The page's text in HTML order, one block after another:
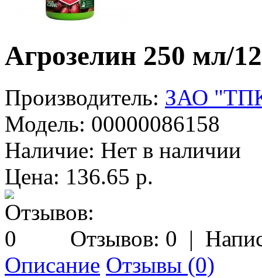
Агрозелин 250 мл/
Производитель: ЗАО "ТПК
Модель: 00000086158
Наличие: Нет в наличии
Цена: 136.65 р.
Отзывов: 0 |
Описание Отзывы (0)